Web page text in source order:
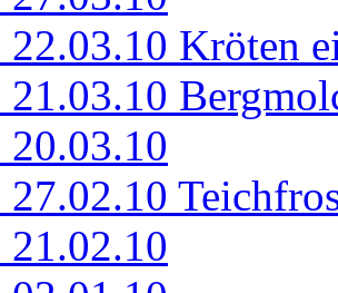
22.03.10 Kröten
21.03.10
20.03.10
27.02.10
21.02.10